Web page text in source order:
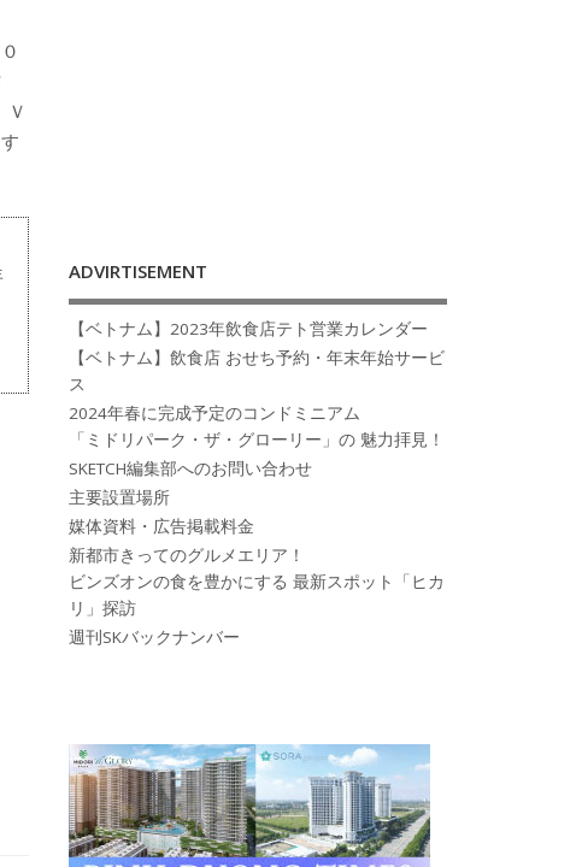
Ｖ
ADVIRTISEMENT
【ベトナム】2023年飲食店テト営業カレンダー
【ベトナム】飲食店 おせち予約・年末年始サービ
ス
2024年春に完成予定のコンドミニアム
「ミドリパーク・ザ・グローリー」の 魅力拝見！
SKETCH編集部へのお問い合わせ
主要設置場所
媒体資料・広告掲載料金
新都市きってのグルメエリア！
ビンズオンの食を豊かにする 最新スポット「ヒカ
リ」探訪
週刊SKバックナンバー